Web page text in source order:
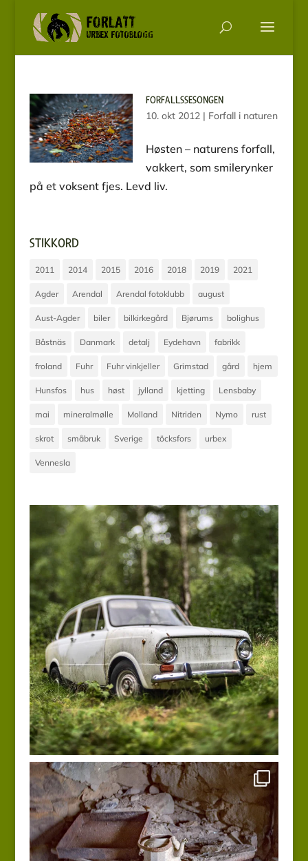
FORFALLSSESONGEN
10. okt 2012| Forfall i naturen
Høsten – naturens forfall,
vakkert, som smilerynker
på et voksent fjes. Levd liv.
STIKKORD
2011 2014 2015 2016 2018 2019 2021
Agder Arendal Arendal fotoklubb august
Aust-Agder biler bilkirkegård Bjørums bolighus
Båstnäs Danmark detalj Eydehavn fabrikk
froland Fuhr Fuhr vinkjeller Grimstad gård hjem
Hunsfos hus høst jylland kjetting Lensbaby
mai mineralmølle Molland Nitriden Nymo rust
skrot småbruk Sverige töcksfors urbex
Vennesla